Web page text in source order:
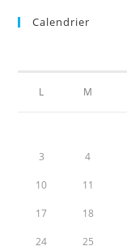
itt
Calendrier
L M
3 4
10 11
17 18
24 25